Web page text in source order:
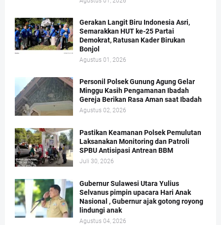
Gerakan Langit Biru Indonesia Asri,
Semarakkan HUT ke-25 Partai
Demokrat, Ratusan Kader Birukan
Bonjol
Agustus 01, 2026
Personil Polsek Gunung Agung Gelar
Minggu Kasih Pengamanan Ibadah
Gereja Berikan Rasa Aman saat Ibadah
Agustus 02, 2026
Pastikan Keamanan Polsek Pemulutan
Laksanakan Monitoring dan Patroli
SPBU Antisipasi Antrean BBM
Juli 30, 2026
Gubernur Sulawesi Utara Yulius
Selvanus pimpin upacara Hari Anak
Nasional , Gubernur ajak gotong royong
lindungi anak
Agustus 04, 2026